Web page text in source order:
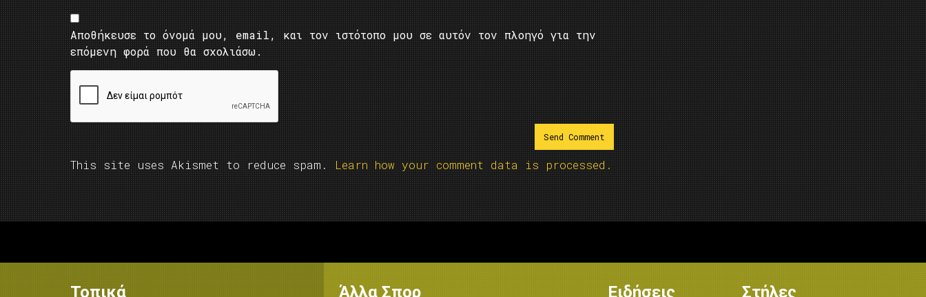
Αποθήκευσε το όνομά μου, email, και τον ιστότοπο μου σε αυτόν τον πλοηγό για την
επόμενη φορά που θα σχολιάσω.
This site uses Akismet to reduce spam. Learn how your comment data is processed.
Τοπικά Άλλα Σπορ Ειδήσεις Στήλες